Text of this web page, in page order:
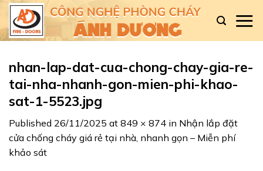
Skip
content
nhan-lap-dat-cua-chong-chay-gia-re-
tai-nha-nhanh-gon-mien-phi-khao-
sat-1-5523.jpg
Published 26/11/2025 at 849 × 874 in Nhận lắp đặt
cửa chống cháy giá rẻ tại nhà, nhanh gọn – Miễn phí
khảo sát